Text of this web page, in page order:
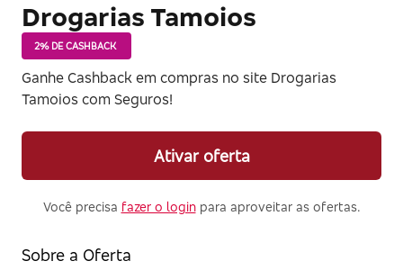
Drogarias Tamoios
2% DE CASHBACK
Ganhe Cashback em compras no site Drogarias
Tamoios com Seguros!
Ativar oferta
Você precisa fazer o loginpara aproveitar as ofertas.
Sobre a Oferta